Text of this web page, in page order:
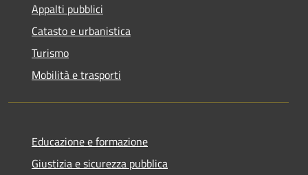
Appalti pubblici
Catasto e urbanistica
Turismo
Mobilità e trasporti
Educazione e formazione
Giustizia e sicurezza pubblica